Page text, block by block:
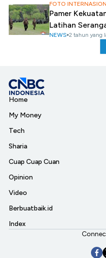
FOTO
Pamer
Latihan
NEWS 2 tahun yang
Home
My Money
Tech
Sharia
Cuap Cuap Cuan
Opinion
Video
Berbuatbaik.id
Index